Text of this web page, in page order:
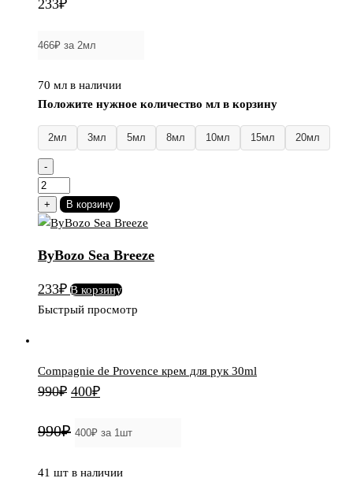
233₽
70 мл в наличии
Положите нужное количество мл в корзину
2мл 3мл 5мл 8мл 10мл 15мл 20мл
-
Количество
товара
ByBozo
Breeze
+ В корзину
ByBozo Sea Breeze
233₽ В корзину
Быстрый просмотр
Compagnie de Provence крем для рук 30ml
990₽ Первоначальная
составляла
400₽Текущая
400₽.
990₽
41 шт в наличии